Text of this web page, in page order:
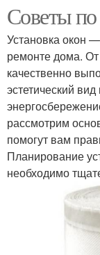
Советы по
Установка окон
ремонте дома. От
качественно
эстетический
рассмотрим
помогут вам
Планирование
необходимо